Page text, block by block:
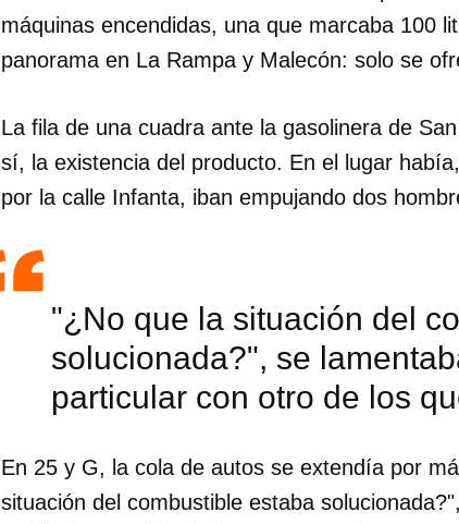
máquinas encendidas, una que marcaba 100
panorama en La Rampa y Malecón: solo se
La fila de una cuadra ante la gasolinera de
sí, la existencia del producto. En el lugar
por la calle Infanta, iban empujando dos
"¿No que la situación del
solucionada?", se
particular con otro de los
En 25 y G, la cola de autos se extendía por
situación del combustible estaba